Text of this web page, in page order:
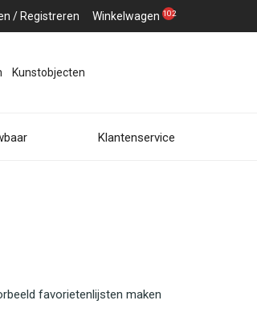
/ Registreren Winkelwagen 102
Kunstobjecten
Klantenservice
favorietenlijsten maken